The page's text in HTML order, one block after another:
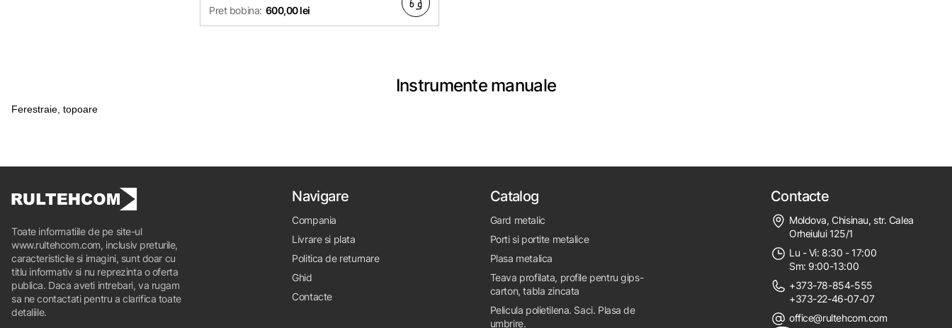
Pret bobina: 600,00 lei
Instrumente manuale
Ferestraie, topoare
Toate informatiile de pe site-ul
www.rultehcom.com, inclusiv preturile,
caracteristicile si imagini, sunt doar cu
titlu informativ si nu reprezinta o oferta
publica. Daca aveti intrebari, va rugam
sa ne contactati pentru a clarifica toate
detaliile.
Navigare
Compania
Livrare si plata
Politica de returnare
Ghid
Contacte
Catalog
Gard metalic
Porti si portite metalice
Plasa metalica
Teava profilata, profile pentru gips-
carton, tabla zincata
Pelicula polietilena. Saci. Plasa de
umbrire.
Contacte
Moldova, Chisinau, str. Calea
Orheiului 125/1
Lu - Vi: 8:30 - 17:00
Sm: 9:00-13:00
+373-78-854-555
+373-22-46-07-07
office@rultehcom.com